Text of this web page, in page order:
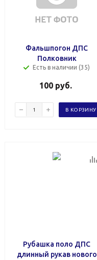
Фальшпогон ДПС
Полковник
Есть в наличии (35)
100 руб.
В КОРЗИНУ
Рубашка поло ДПС
длинный рукав нового